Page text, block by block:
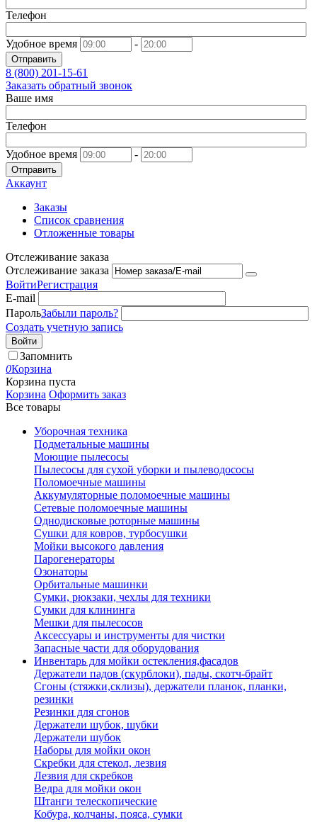
Телефон
Удобное время -
Отправить
8 (800) 201-15-61
Заказать обратный звонок
Ваше имя
Телефон
Удобное время -
Отправить
Аккаунт
Заказы
Список сравнения
Отложенные товары
Отслеживание заказа
Отслеживание заказа
ВойтиРегистрация
E-mail
ПарольЗабыли пароль?
Создать учетную запись
Войти
Запомнить
0Корзина
Корзина пуста
Корзина Оформить заказ
Все товары
Уборочная техника
Подметальные машины
Моющие пылесосы
Пылесосы для сухой уборки и пылеводососы
Поломоечные машины
Аккумуляторные поломоечные машины
Сетевые поломоечные машины
Однодисковые роторные машины
Сушки для ковров, турбосушки
Мойки высокого давления
Парогенераторы
Озонаторы
Орбитальные машинки
Сумки, рюкзаки, чехлы для техники
Сумки для клининга
Мешки для пылесосов
Аксессуары и инструменты для чистки
Запасные части для оборудования
Инвентарь для мойки остекления,фасадов
Держатели падов (скурблоки), пады, скотч-брайт
Сгоны (стяжки,склизы), держатели планок, планки,
резинки
Резинки для сгонов
Держатели шубок, шубки
Держатели шубок
Наборы для мойки окон
Скребки для стекол, лезвия
Лезвия для скребков
Ведра для мойки окон
Штанги телескопические
Кобура, колчаны, пояса, сумки